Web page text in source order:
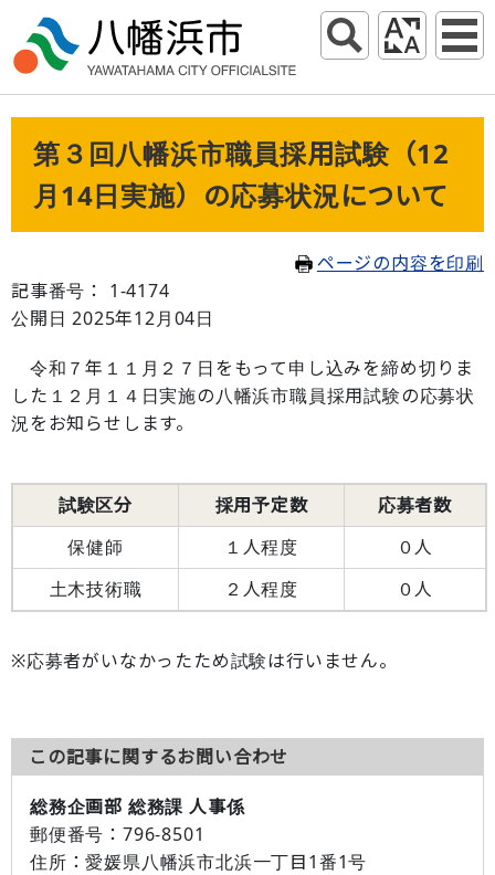
第３回八幡浜市職員採用試験（12
月14日実施）の応募状況について
ページの内容を印刷
記事番号： 1-4174
公開日 2025年12月04日
令和７年１１月２７日をもって申し込みを締め切りま
した１２月１４日実施の八幡浜市職員採用試験の応募状
況をお知らせします。
試験区分 採用予定数
応募者数
保健師
１人程度
０人
土木技術職
２人程度 ０人
※応募者がいなかったため試験は行いません。
この記事に関するお問い合わせ
総務企画部 総務課 人事係
郵便番号 ：796-8501
住所 ：愛媛県八幡浜市北浜一丁目1番1号